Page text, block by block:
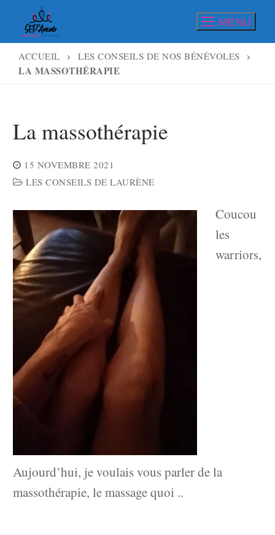
contenu
MENU
ACCUEIL LES CONSEILS DE NOS BÉNÉVOLES
LA MASSOTHÉRAPIE
La massothérapie
15 NOVEMBRE 2021
LES CONSEILS DE LAURÈNE
Coucou
les
warriors,
Aujourd’hui, je voulais vous parler de la
massothérapie, le massage quoi ..